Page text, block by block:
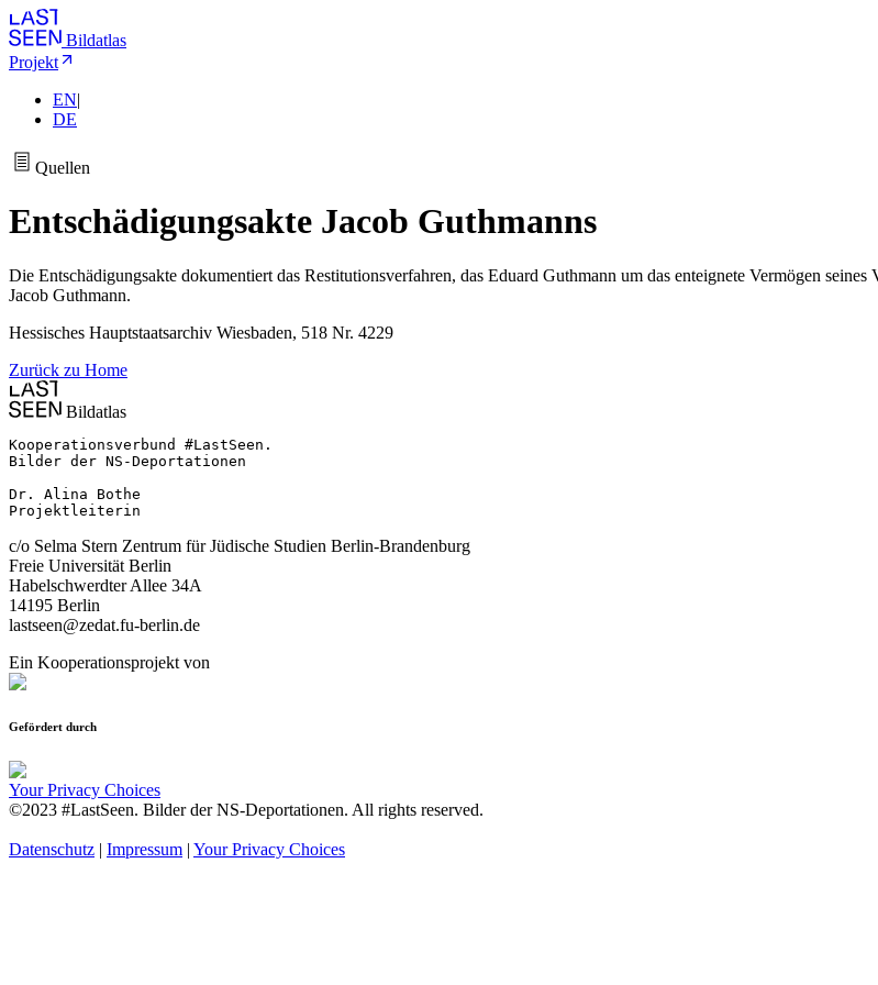
Bildatlas
Projekt
EN|
DE
Quellen
Entschädigungsakte Jacob Guthmanns
Die Entschädigungsakte dokumentiert das Restitutionsverfahren, das Eduard Guthmann um das enteignete Vermögen
Jacob Guthmann.
Hessisches Hauptstaatsarchiv Wiesbaden, 518 Nr. 4229
Zurück zu Home
Bildatlas
Kooperationsverbund #LastSeen.
Bilder der NS-Deportationen
Dr. Alina Bothe
Projektleiterin
c/o Selma Stern Zentrum für Jüdische Studien Berlin-Brandenburg
Freie Universität Berlin
Habelschwerdter Allee 34A
14195 Berlin
lastseen@zedat.fu-berlin.de
Ein Kooperationsprojekt von
Gefördert durch
Your Privacy Choices
©2023 #LastSeen. Bilder der NS-Deportationen. All rights reserved.
Datenschutz | Impressum | Your Privacy Choices